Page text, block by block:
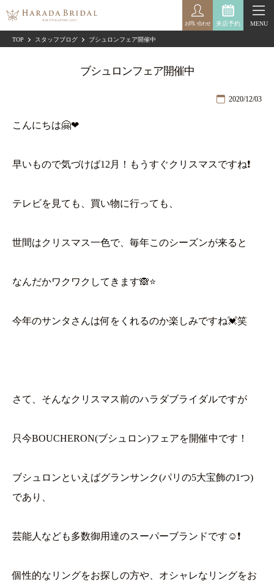
来店予約
お問い合わせ MENU
TOP スタッフブログ ブシュロンフェア開催中
ブシュロンフェア開催中
2020/12/03
こんにちは🤗❤
早いもので気づけば12月！もうすぐクリスマスですね❗
テレビを見ても、買い物に行っても、
世間はクリスマス一色で、毎年このシーズンが来ると
なんだかワクワクしてきます🙈⭐
今年のサンタさんは何をくれるのか楽しみですね💓笑
さて、そんなクリスマス前のハラダブライダルですが
只今BOUCHERON(ブシュロン)フェアを開催中です！
ブシュロンといえばグランサンク(パリの5大宝飾の1つ)
であり、
芸能人なども多数御用達のスーパーブランドです☺❗
個性的なリングをお探しの方や、オシャレなリングをお